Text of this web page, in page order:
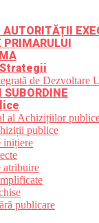
PRIMARULUI
de Dezvoltare
al Achizițiilor
publice
inițiere
atribuire
publicare